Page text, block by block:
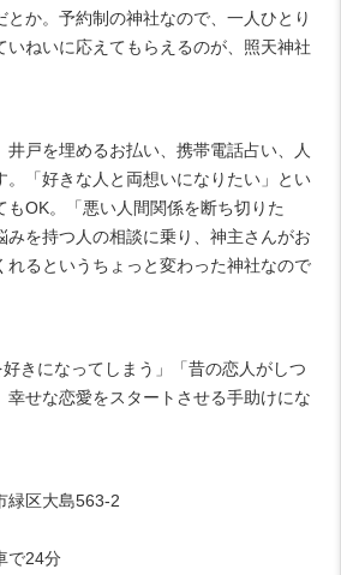
とか。予約制の神社なので、一人ひとり
いねいに応えてもらえるのが、照天神社
戸を埋めるお払い、携帯電話占い、人
。「好きな人と両想いになりたい」とい
もOK。「悪い人間関係を断ち切りた
を持つ人の相談に乗り、神主さんがお
れるというちょっと変わった神社なので
好きになってしまう」「昔の恋人がしつ
幸せな恋愛をスタートさせる手助けにな
緑区大島563-2
で24分